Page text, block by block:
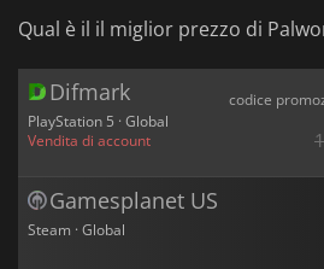
Qual è il il miglior prezzo di
Difmark
PlayStation 5 · Global
Vendita di account
codice
Gamesplanet US
Steam · Global